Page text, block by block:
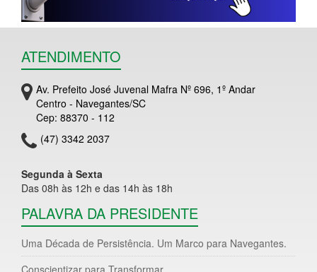
ATENDIMENTO
Av. Prefeito José Juvenal Mafra Nº 696, 1º Andar
Centro - Navegantes/SC
Cep: 88370 - 112
(47) 3342 2037
Segunda à Sexta
Das 08h às 12h e das 14h às 18h
PALAVRA DA PRESIDENTE
Uma Década de Persistência. Um Marco para Navegantes.
Conscientizar para Transformar